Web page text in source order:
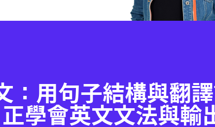
：用句子結構與翻
正學會英文文法與輸